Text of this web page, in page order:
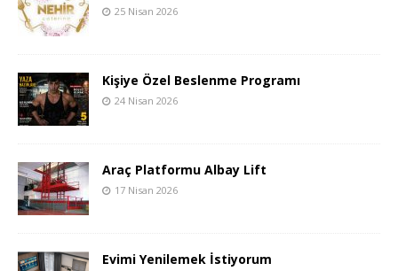
25 Nisan 2026
Kişiye Özel Beslenme Programı
24 Nisan 2026
Araç Platformu Albay Lift
17 Nisan 2026
Evimi Yenilemek İstiyorum